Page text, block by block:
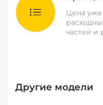
Цена уже
частей и
Другие модели